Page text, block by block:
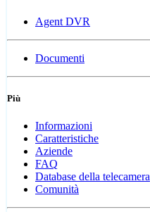
Agent DVR
Documenti
Più
Informazioni
Caratteristiche
Aziende
FAQ
Database della telecamera
Comunità